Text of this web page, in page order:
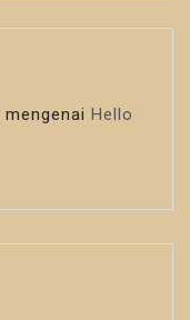
mengenai Hello